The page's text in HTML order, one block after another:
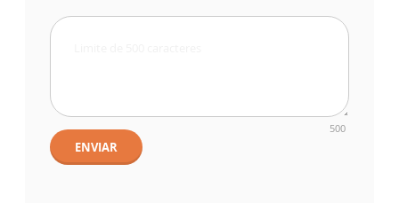
500
ENVIAR